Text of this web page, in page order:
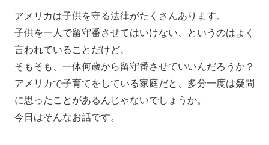
アメリカは子供を守る法律がたくさんあります。
子供を一人で留守番させてはいけない、というのはよく
言われていることだけど、
そもそも、一体何歳から留守番させていいんだろうか？
アメリカで子育てをしている家庭だと、多分一度は疑問
に思ったことがあるんじゃないでしょうか。
今日はそんなお話です。